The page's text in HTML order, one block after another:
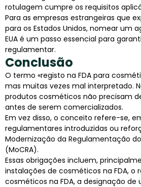
rotulagem cumpre os requisitos
Para as empresas estrangeiras que
para os Estados Unidos, nomear um
EUA é um passo essencial para
regulamentar.
Conclusão
O termo «registo na FDA para
mas muitas vezes mal interpretado.
produtos cosméticos não precisam
antes de serem comercializados.
Em vez disso, o conceito refere-se,
regulamentares introduzidas ou
Modernização da Regulamentação
(MoCRA).
Essas obrigações incluem,
instalações de cosméticos na FDA, o
cosméticos na FDA, a designação de